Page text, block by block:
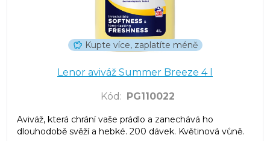
Kupte více, zaplatíte méně
Lenor aviváž Summer Breeze 4 l
Kód : PG110022
Aviváž, která chrání vaše prádlo a zanechává ho
dlouhodobě svěží a hebké. 200 dávek. Květinová vůně.